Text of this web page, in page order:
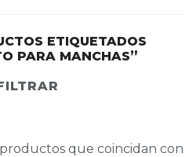
ETIQUETADOS
PARA MANCHAS”
que coincidan con